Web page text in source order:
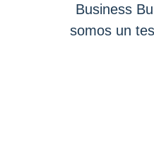
Business
somos un